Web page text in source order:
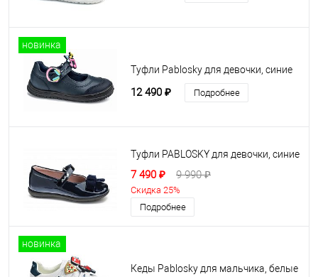
новинка
Туфли Pablosky для девочки, синие
12 490 ₽ Подробнее
Туфли PABLOSKY для девочки, синие
7 490 ₽ 9 990 ₽
Скидка 25%
Подробнее
новинка
Кеды Pablosky для мальчика, белые